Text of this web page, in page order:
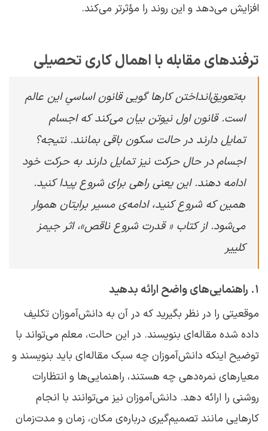
افزایش می‌دهد و این روند را مؤثرتر می‌کند.
ترفندهای مقابله با اهمال‌ کاری تحصیلی
به‌تعویق‌انداختن کارها گویی قانون اساسیِ این عالم
است. قانون اول نیوتن بیان می‌کند که اجسام
تمایل دارند در حالت سکون باقی بمانند. نتیجه؟
اجسام در حال حرکت نیز تمایل دارند به حرکت خود
ادامه دهند. این یعنی راهی برای شروع پیدا کنید.
همین که شروع کنید، ادامه‌ی مسیر برایتان هموار
می‌شود. از کتاب « قدرت شروع ناقص»، اثر جیمز
کلییر
۱. راهنمایی‌های واضح ارائه بدهید
موقعیتی را در نظر بگیرید که در آن به دانش‌آموزان تکلیف
داده شده مقاله‌ای بنویسند. در این حالت، معلم می‌تواند با
توضیح اینکه دانش‌آموزان چه سبک مقاله‌ای باید بنویسند و
معیارهای نمره‌دهی چه هستند، راهنمایی‌ها و انتظارات
روشنی را ارائه دهد. دانش‌آموزان نیز می‌توانند با انجام
کارهایی مانند تصمیم‌گیری درباره‌ی مکان، زمان و مدت‌زمان